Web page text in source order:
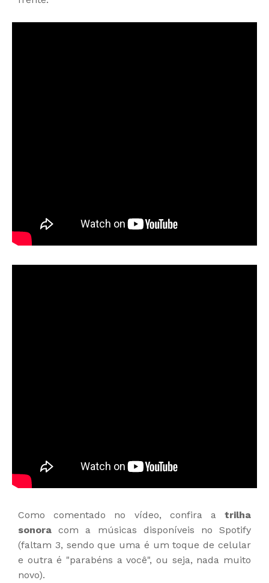
Como comentado no vídeo, confira a trilha
sonora com a músicas disponíveis no Spotify
(faltam 3, sendo que uma é um toque de celular
e outra é "parabéns a você", ou seja, nada muito
novo).